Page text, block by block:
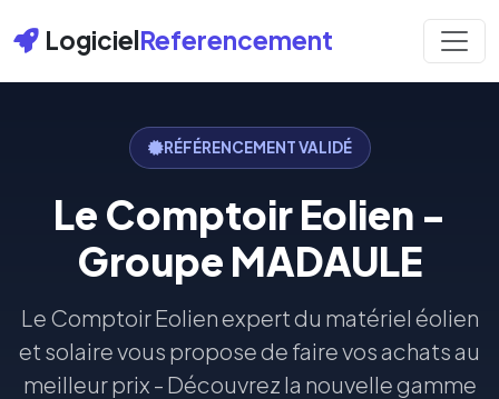
LogicielReferencement
RÉFÉRENCEMENT VALIDÉ
Le Comptoir Eolien -
Groupe MADAULE
Le Comptoir Eolien expert du matériel éolien
et solaire vous propose de faire vos achats au
meilleur prix - Découvrez la nouvelle gamme